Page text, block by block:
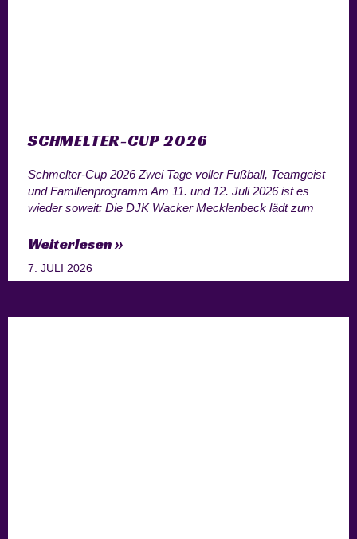
SCHMELTER-CUP 2026
Schmelter-Cup 2026 Zwei Tage voller Fußball, Teamgeist
und Familienprogramm Am 11. und 12. Juli 2026 ist es
wieder soweit: Die DJK Wacker Mecklenbeck lädt zum
Weiterlesen »
7. JULI 2026